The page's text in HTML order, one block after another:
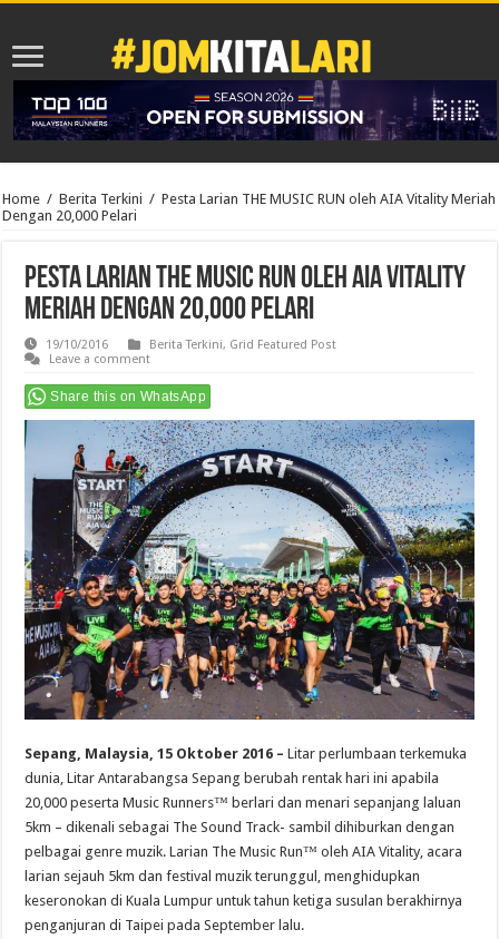
Home / Berita Terkini / Pesta Larian THE MUSIC RUN oleh AIA Vitality Meriah
Dengan 20,000 Pelari
Pesta Larian THE MUSIC RUN oleh AIA Vitality
Meriah Dengan 20,000 Pelari
19/10/2016 Berita Terkini, Grid Featured Post
Leave a comment
Share this on WhatsApp
Sepang, Malaysia, 15 Oktober 2016 – Litar perlumbaan terkemuka
dunia, Litar Antarabangsa Sepang berubah rentak hari ini apabila
20,000 peserta Music Runners™ berlari dan menari sepanjang laluan
5km – dikenali sebagai The Sound Track- sambil dihiburkan dengan
pelbagai genre muzik. Larian The Music Run™ oleh AIA Vitality, acara
larian sejauh 5km dan festival muzik terunggul, menghidupkan
keseronokan di Kuala Lumpur untuk tahun ketiga susulan berakhirnya
penganjuran di Taipei pada September lalu.